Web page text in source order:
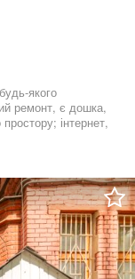
якого
ремонт, є дошка,
простору; інтернет,
тролейбусу та